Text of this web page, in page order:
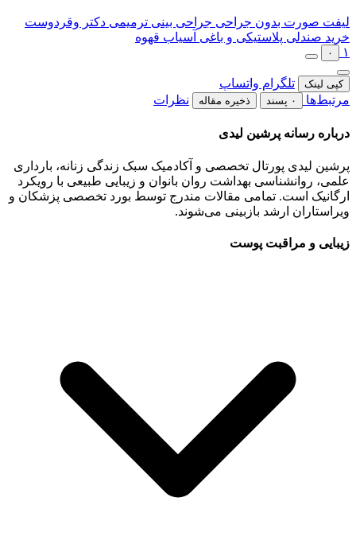
لیفت صورت بدون جراحی جراحی بینی ترمیمی دکتر وقردوست
خرید صندلی پلاستیکی و باغی آسیاب قهوه
۱
۰
کپی لینک تلگرام واتساپ
مرتبط‌ها
۰ پسند ذخیره مقاله نظرات
درباره رسانه پرشین لیدی
پرشین لیدی پورتال تخصصی و آکادمیک سبک زندگی زنانه، بارداری
علمی، روانشناسی بهداشت روان بانوان و زیبایی طبیعی با رویکرد
ارگانیک است. تمامی مقالات مندرج توسط بورد تخصصی پزشکان و
ویراستاران ارشد بازبینی می‌شوند.
زیبایی و مراقبت پوست